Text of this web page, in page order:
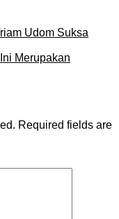
Udom Suksa
Merupakan
Required fields are